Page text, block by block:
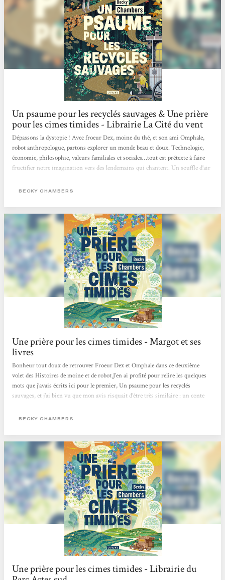
Un psaume pour les recyclés sauvages & Une prière
pour les cimes timides - Librairie La Cité du vent
Dépassons la dystopie ! Avec froeur Dex, moine du thé, et son ami Omphale,
robot anthropologue, partons explorer un monde beau et doux. Technologie,
économie, philosophie, valeurs familiales et sociales…tout est prétexte à faire
fructifier notre imagination vers des lendemains qui chantent. Un souffle d’air
Surgers pour la traduction.
BECKY CHAMBERS
Une prière pour les cimes timides - Margot et ses
livres
Bonheur tout doux de retrouver Froeur Dex et Omphale dans ce deuxième
volet des Histoires de moine et de robot.J’en ai profité pour relire les quelques
mots que j’avais écrits ici pour le premier, Un psaume pour les recyclés
sauvages, et j’ai bien vu que mon avis risquait d’être très similaire : un conte
très agréables, d’une simplicité intelligente et pas simpliste… et le fait d’avoir à
de thé,...
BECKY CHAMBERS
Une prière pour les cimes timides - Librairie du